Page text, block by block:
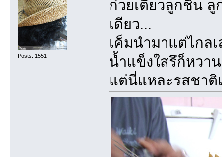
Posts: 1551
ก๋วยเตียวลูกชิ้น
เดียว...
เค็มนำมาแต่ไกลเ
น้ำแข็งใสรึก็หวา
แต่นี่แหละรสชา